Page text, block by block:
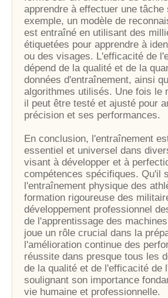
apprendre à effectuer une tâche
exemple, un modèle de
est entraîné en utilisant des
étiquetées pour apprendre à
ou des visages. L'efficacité de
dépend de la qualité et de la
données d'entraînement, ainsi
algorithmes utilisés. Une fois le
il peut être testé et ajusté pour
précision et ses performances.
En conclusion, l'entraînement
essentiel et universel dans
visant à développer et à
compétences spécifiques. Qu'il
l'entraînement physique des
formation rigoureuse des
développement professionnel
de l'apprentissage des
joue un rôle crucial dans la
l'amélioration continue des
réussite dans presque tous les
de la qualité et de l'efficacité de
soulignant son importance
vie humaine et professionnelle.